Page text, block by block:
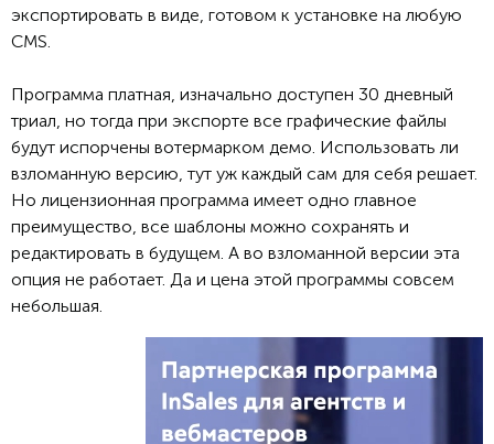
экспортировать в виде, готовом к установке на любую
CMS.
Программа платная, изначально доступен 30 дневный
триал, но тогда при экспорте все графические файлы
будут испорчены вотермарком демо. Использовать ли
взломанную версию, тут уж каждый сам для себя решает.
Но лицензионная программа имеет одно главное
преимущество, все шаблоны можно сохранять и
редактировать в будущем. А во взломанной версии эта
опция не работает. Да и цена этой программы совсем
небольшая.